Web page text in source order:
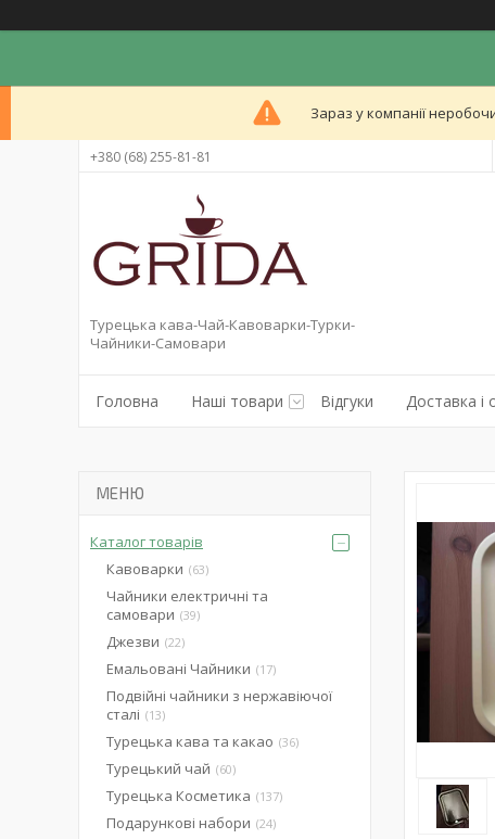
Зараз у компанії
+380 (68) 255-81-81
Турецька кава-Чай-Кавоварки-Турки-
Чайники-Самовари
Головна Наші товари Відгуки Доставка і
Каталог товарів
Кавоварки
63
Чайники електричні та
самовари 39
Джезви 22
Емальовані Чайники 17
Подвійні чайники з нержавіючої
сталі
13
Турецька кава та какао 36
Турецький чай 60
Турецька Косметика 137
Подарункові набори 24